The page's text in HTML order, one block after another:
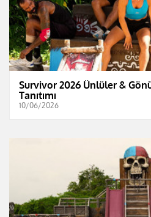
Survivor 2026 Ünlüler &
Tanıtımı
10/06/2026